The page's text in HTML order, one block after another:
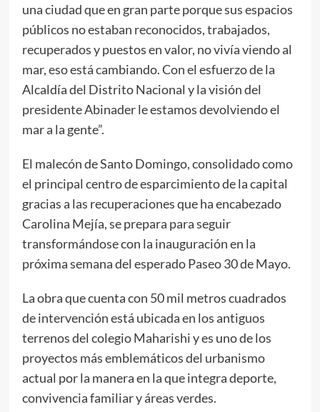
una ciudad que en gran parte porque sus espacios
públicos no estaban reconocidos, trabajados,
recuperados y puestos en valor, no vivía viendo al
mar, eso está cambiando. Con el esfuerzo de la
Alcaldía del Distrito Nacional y la visión del
presidente Abinader le estamos devolviendo el
mar a la gente”.
El malecón de Santo Domingo, consolidado como
el principal centro de esparcimiento de la capital
gracias a las recuperaciones que ha encabezado
Carolina Mejía, se prepara para seguir
transformándose con la inauguración en la
próxima semana del esperado Paseo 30 de Mayo.
La obra que cuenta con 50 mil metros cuadrados
de intervención está ubicada en los antiguos
terrenos del colegio Maharishi y es uno de los
proyectos más emblemáticos del urbanismo
actual por la manera en la que integra deporte,
convivencia familiar y áreas verdes.